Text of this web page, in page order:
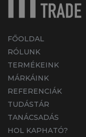
FŐOLDAL
RÓLUNK
TERMÉKEINK
MÁRKÁINK
REFERENCIÁK
TUDÁSTÁR
TANÁCSADÁS
HOL KAPHATÓ?